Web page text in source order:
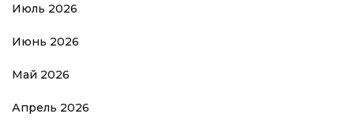
Июль 2026
Июнь 2026
Май 2026
Апрель 2026